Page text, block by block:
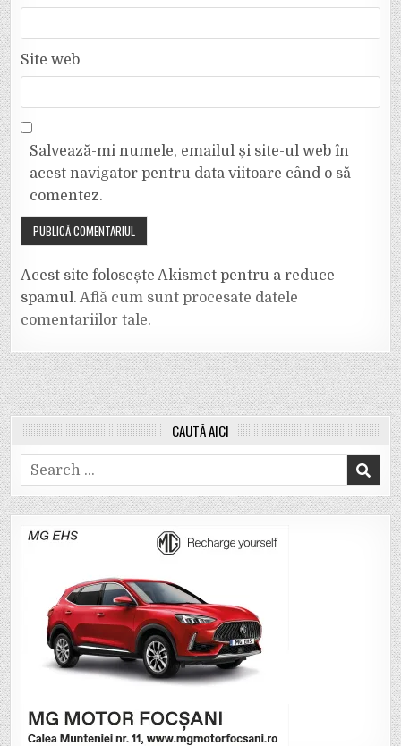
Site web
Salvează-mi numele, emailul și site-ul web în
acest navigator pentru data viitoare când o să
comentez.
Acest site folosește Akismet pentru a reduce
spamul.Află cum sunt procesate datele
comentariilor tale.
CAUTĂ AICI
Search
for: